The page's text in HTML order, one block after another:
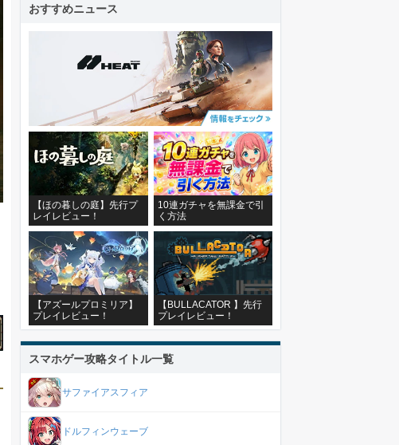
おすすめニュース
【ほの暮しの庭】先行プ
レイレビュー！
10連ガチャを無課金で引
く方法
【アズールプロミリア】
プレイレビュー！
【BULLACATOR 】先行
プレイレビュー！
スマホゲー攻略タイトル一覧
サファイアスフィア
ドルフィンウェーブ